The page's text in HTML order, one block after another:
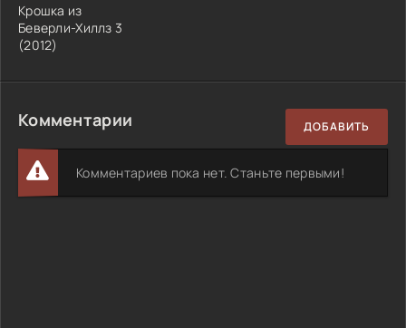
Крошка из
Беверли-Хиллз 3
(2012)
Комментарии ДОБАВИТЬ
Комментариев пока нет. Станьте первыми!